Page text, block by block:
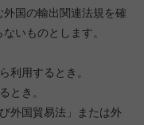
国の輸出関連法規を確
いものとします。
利用するとき。
とき。
外国貿易法」または外